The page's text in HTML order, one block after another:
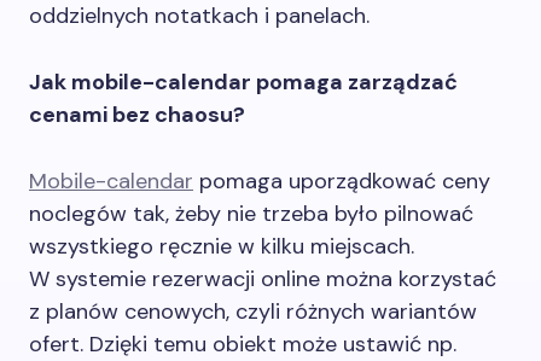
oddzielnych notatkach i panelach.
Jak mobile-calendar pomaga zarządzać
cenami bez chaosu?
Mobile-calendar pomaga uporządkować ceny
noclegów tak, żeby nie trzeba było pilnować
wszystkiego ręcznie w kilku miejscach.
W systemie rezerwacji online można korzystać
z planów cenowych, czyli różnych wariantów
ofert. Dzięki temu obiekt może ustawić np.